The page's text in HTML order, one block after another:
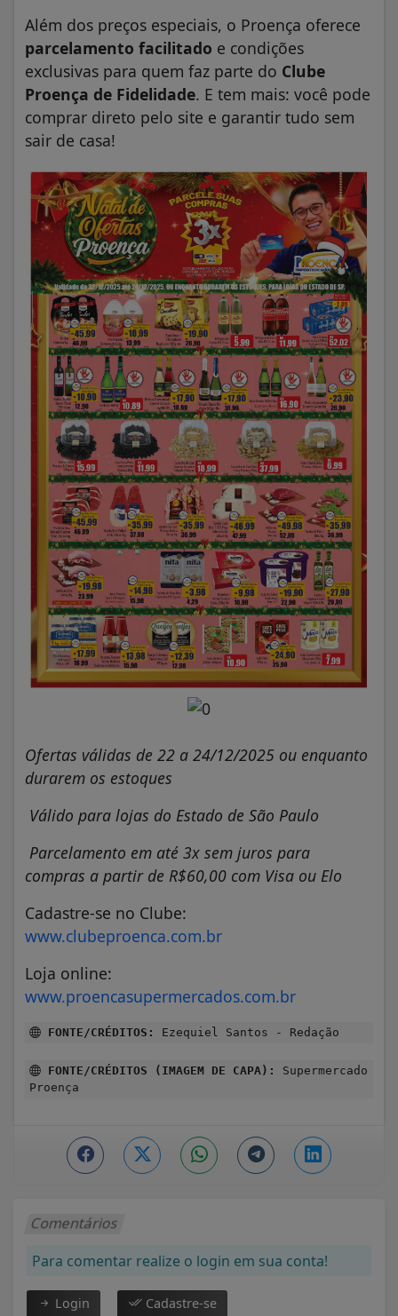
Além dos preços especiais, o Proença oferece
parcelamento facilitado e condições
exclusivas para quem faz parte do Clube
Proença de Fidelidade. E tem mais: você pode
comprar direto pelo site e garantir tudo sem
sair de casa!
Ofertas válidas de 22 a 24/12/2025 ou enquanto
durarem os estoques
Válido para lojas do Estado de São Paulo
Parcelamento em até 3x sem juros para
compras a partir de R$60,00 com Visa ou Elo
Cadastre-se no Clube:
www.clubeproenca.com.br
Loja online:
www.proencasupermercados.com.br
FONTE/CRÉDITOS: Ezequiel Santos - Redação
FONTE/CRÉDITOS (IMAGEM DE CAPA):
Supermercado
Proença
Comentários
Para comentar realize o login em sua conta!
Login Cadastre-se